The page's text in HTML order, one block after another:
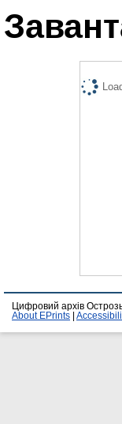
Цифровий архів
About EPrints